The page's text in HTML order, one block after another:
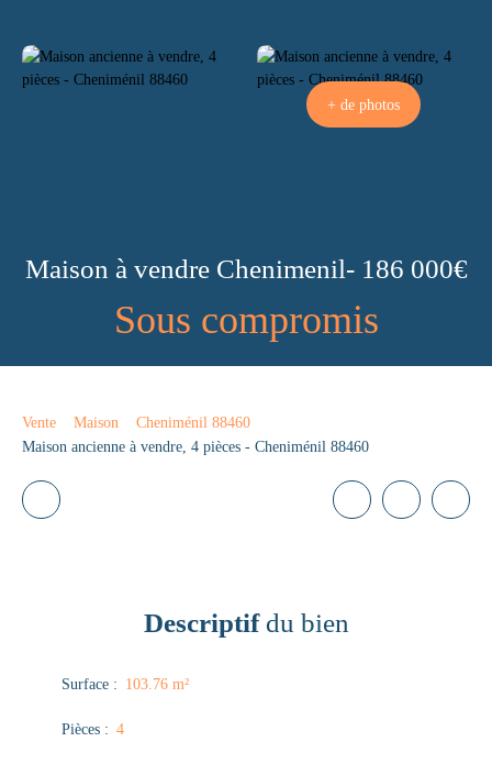
+ de photos
Maison à vendre Chenimenil- 186 000€
Sous compromis
Vente Maison
Cheniménil 88460
Maison ancienne à vendre, 4 pièces - Cheniménil 88460
Descriptifdu bien
Surface : 103.76 m²
Pièces : 4